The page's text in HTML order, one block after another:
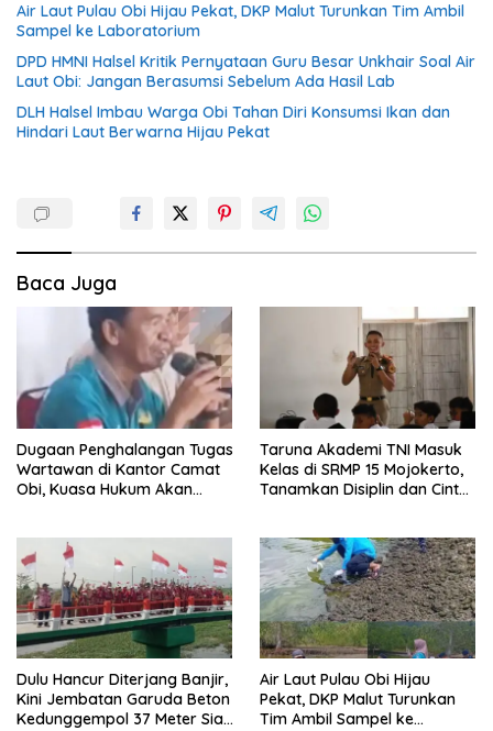
Air Laut Pulau Obi Hijau Pekat, DKP Malut Turunkan Tim Ambil
Sampel ke Laboratorium
DPD HMNI Halsel Kritik Pernyataan Guru Besar Unkhair Soal Air
Laut Obi: Jangan Berasumsi Sebelum Ada Hasil Lab
DLH Halsel Imbau Warga Obi Tahan Diri Konsumsi Ikan dan
Hindari Laut Berwarna Hijau Pekat
Baca Juga
Dugaan Penghalangan Tugas
Wartawan di Kantor Camat
Obi, Kuasa Hukum Akan
Taruna Akademi TNI Masuk
Kelas di SRMP 15 Mojokerto,
Tanamkan Disiplin dan Cinta
Dulu Hancur Diterjang Banjir,
Kini Jembatan Garuda Beton
Kedunggempol 37 Meter Siap
Air Laut Pulau Obi Hijau
Pekat, DKP Malut Turunkan
Tim Ambil Sampel ke